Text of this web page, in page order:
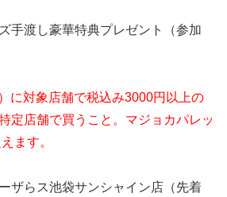
手渡し豪華特典プレゼント（参加
に対象店舗で税込み3000円以上の
定店舗で買うこと。マジョカパレッ
ます。
ザらス池袋サンシャイン店（先着